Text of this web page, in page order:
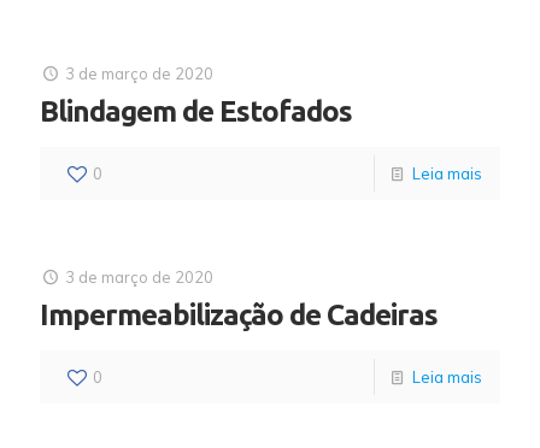
3 de março de 2020
Blindagem de Estofados
0 Leia mais
3 de março de 2020
Impermeabilização de Cadeiras
0 Leia mais